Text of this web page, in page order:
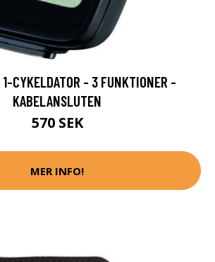
1-CYKELDATOR - 3 FUNKTIONER -
KABELANSLUTEN
570 SEK
MER INFO!